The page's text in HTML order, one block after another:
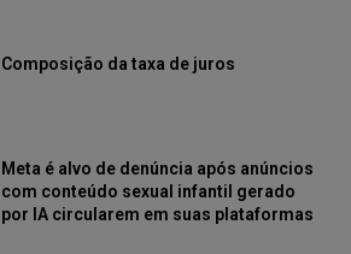
Composição da taxa de juros
Meta é alvo de denúncia após anúncios
com conteúdo sexual infantil gerado
por IA circularem em suas plataformas